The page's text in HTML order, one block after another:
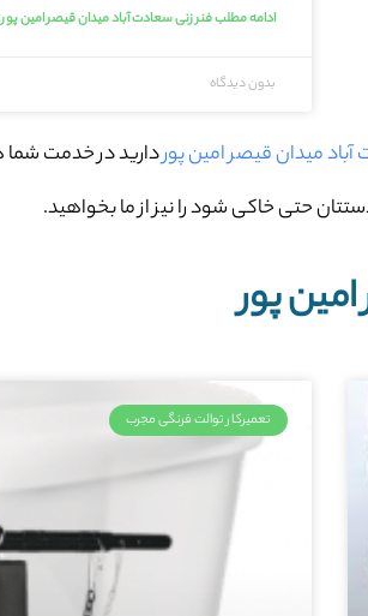
ادامه مطلب فنر زنی سعادت آباد میدان قیصر امین
بدون دیدگاه
میدان قیصر امین پوردارید در خدمت
حتی خاکی شود را نیز از ما بخواهید.
پور
تعمیرکار توالت فرنگی مجرب